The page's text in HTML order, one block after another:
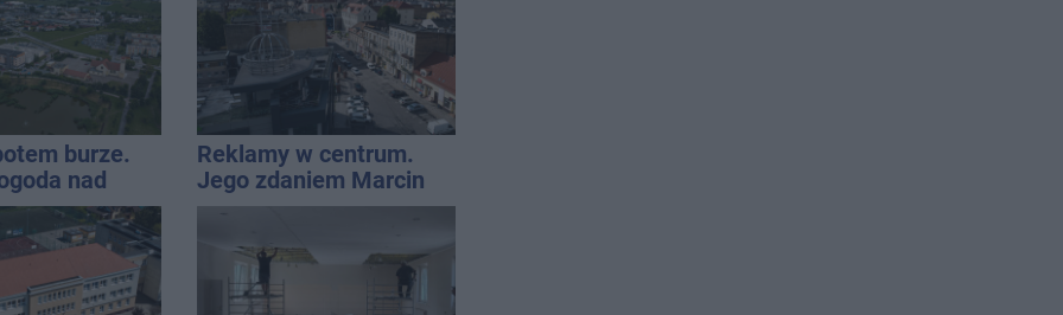
burze.
nad
Reklamy w centrum.
Jego zdaniem Marcin
Wroński jest w błędzie